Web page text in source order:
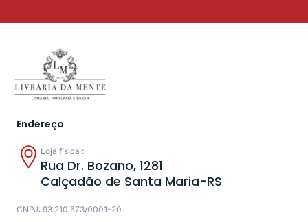
Endereço
Loja física :
Rua Dr. Bozano, 1281
Calçadão de Santa Maria-RS
CNPJ: 93.210.573/0001-20